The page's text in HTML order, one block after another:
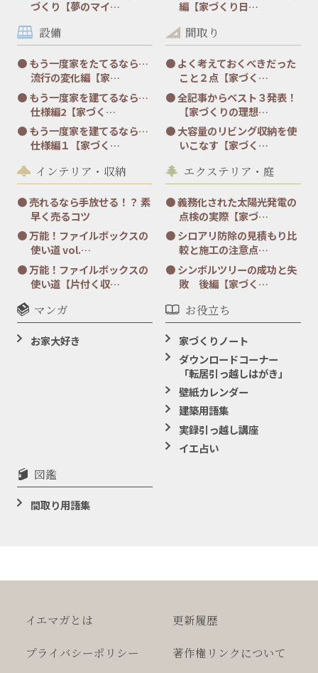
づくり【夢のマイ…
編【家づくり日…
設備
もう一度家をたてるなら…
流行の変化編【家…
もう一度家を建てるなら…
仕様編2【家づく…
もう一度家を建てるなら…
仕様編１【家づく…
間取り
よく考えておくべきだった
こと２点【家づく…
全記事からベスト３発表！
【家づくりの理想…
大容量のリビング収納を使
いこなす【家づく…
インテリア・収納
売れるなら手放せる！？ 素
早く売るコツ
万能！ファイルボックスの
使い道 vol.…
万能！ファイルボックスの
使い道【片付く収…
エクステリア・庭
義務化された太陽光発電の
点検の実際【家づ…
シロアリ防除の見積もり比
較と施工の注意点…
シンボルツリーの成功と失
敗 後編【家づく…
マンガ
お家大好き
お役立ち
家づくりノート
ダウンロードコーナー
「転居引っ越しはがき」
壁紙カレンダー
建築用語集
実録引っ越し講座
イエ占い
図鑑
間取り用語集
イエマガとは 更新履歴
プライバシーポリシー 著作権 リンクについて